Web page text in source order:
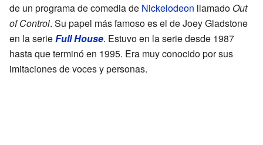
de un programa de comedia de Nickelodeon llamado Out
of Control. Su papel más famoso es el de Joey Gladstone
en la serieFull House. Estuvo en la serie desde 1987
hasta que terminó en 1995. Era muy conocido por sus
imitaciones de voces y personas.